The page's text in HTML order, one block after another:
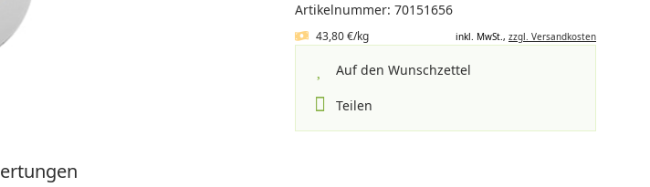
Artikelnummer: 70151656
43,80 €/kg inkl. MwSt., zzgl. Versandkosten
Auf den Wunschzettel
Teilen